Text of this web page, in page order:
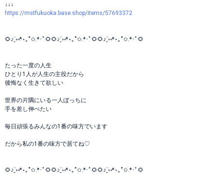
↓↓↓
https://mstfukuoka.base.shop/items/57693372
🌻♪¨̮⑅*⋆｡˚✩.*･ﾟ🌻🌻♪¨̮⑅*⋆｡˚✩.*･ﾟ🌻🌻♪¨̮⑅*⋆｡˚✩.*･ﾟ🌻
たった一度の人生
ひとり1人が人生の主役だから
後悔なく生きて欲しい
世界の片隅にいる一人ぼっちに
手を差し伸べたい
毎日頑張るみんなの1番の味方でいます
だから私の1番の味方で居てね♡
🌻♪¨̮⑅*⋆｡˚✩.*･ﾟ🌻🌻♪¨̮⑅*⋆｡˚✩.*･ﾟ🌻🌻♪¨̮⑅*⋆｡˚✩.*･ﾟ🌻